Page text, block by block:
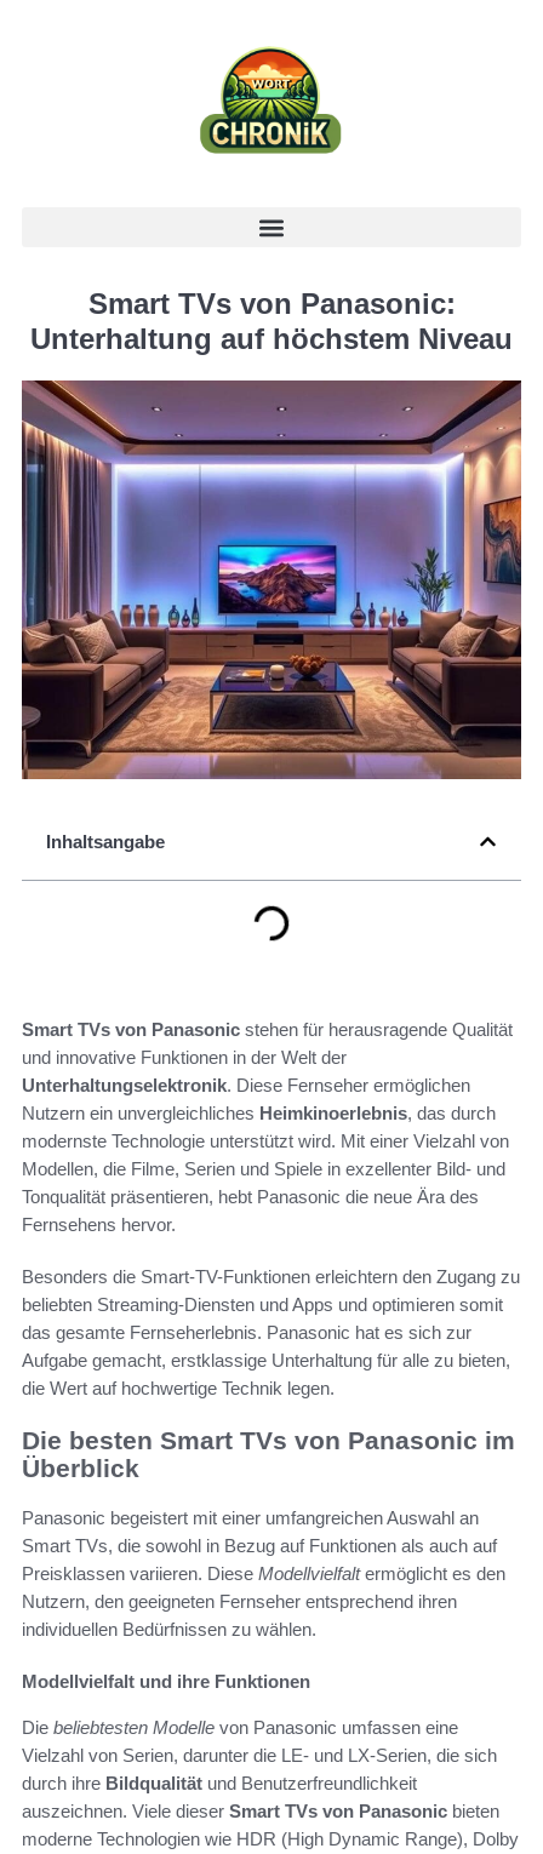
Smart TVs von Panasonic:
Unterhaltung auf höchstem Niveau
Inhaltsangabe
Smart TVs von Panasonic stehen für herausragende Qualität
und innovative Funktionen in der Welt der
Unterhaltungselektronik. Diese Fernseher ermöglichen
Nutzern ein unvergleichliches Heimkinoerlebnis, das durch
modernste Technologie unterstützt wird. Mit einer Vielzahl von
Modellen, die Filme, Serien und Spiele in exzellenter Bild- und
Tonqualität präsentieren, hebt Panasonic die neue Ära des
Fernsehens hervor.
Besonders die Smart-TV-Funktionen erleichtern den Zugang zu
beliebten Streaming-Diensten und Apps und optimieren somit
das gesamte Fernseherlebnis. Panasonic hat es sich zur
Aufgabe gemacht, erstklassige Unterhaltung für alle zu bieten,
die Wert auf hochwertige Technik legen.
Die besten Smart TVs von Panasonic im
Überblick
Panasonic begeistert mit einer umfangreichen Auswahl an
Smart TVs, die sowohl in Bezug auf Funktionen als auch auf
Preisklassen variieren. Diese Modellvielfaltermöglicht es den
Nutzern, den geeigneten Fernseher entsprechend ihren
individuellen Bedürfnissen zu wählen.
Modellvielfalt und ihre Funktionen
Die beliebtesten Modelle von Panasonic umfassen eine
Vielzahl von Serien, darunter die LE- und LX-Serien, die sich
durch ihre Bildqualität und Benutzerfreundlichkeit
auszeichnen. Viele dieser Smart TVs von Panasonic bieten
moderne Technologien wie HDR (High Dynamic Range), Dolby